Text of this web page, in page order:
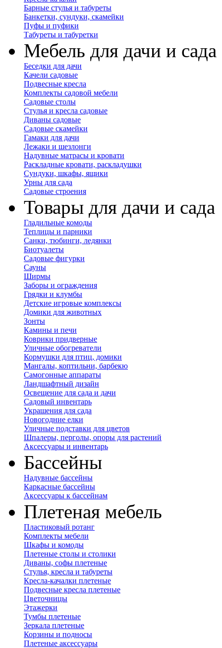
Барные стулья и табуреты
Банкетки, сундуки, скамейки
Пуфы и пуфики
Табуреты и табуретки
Мебель для дачи и сада
Беседки для дачи
Качели садовые
Подвесные кресла
Комплекты садовой мебели
Садовые столы
Стулья и кресла садовые
Диваны садовые
Садовые скамейки
Гамаки для дачи
Лежаки и шезлонги
Надувные матрасы и кровати
Раскладные кровати, раскладушки
Сундуки, шкафы, ящики
Урны для сада
Садовые строения
Товары для дачи и сада
Гладильные комоды
Теплицы и парники
Санки, тюбинги, ледянки
Биотуалеты
Садовые фигурки
Сауны
Ширмы
Заборы и ограждения
Грядки и клумбы
Детские игровые комплексы
Домики для животных
Зонты
Камины и печи
Коврики придверные
Уличные обогреватели
Кормушки для птиц, домики
Мангалы, коптильни, барбекю
Самогонные аппараты
Ландшафтный дизайн
Освещение для сада и дачи
Садовый инвентарь
Украшения для сада
Новогодние елки
Уличные подставки для цветов
Шпалеры, перголы, опоры для растений
Аксессуары и инвентарь
Бассейны
Надувные бассейны
Каркасные бассейны
Аксессуары к бассейнам
Плетеная мебель
Пластиковый ротанг
Комплекты мебели
Шкафы и комоды
Плетеные столы и столики
Диваны, софы плетеные
Стулья, кресла и табуреты
Кресла-качалки плетеные
Подвесные кресла плетеные
Цветочницы
Этажерки
Тумбы плетеные
Зеркала плетеные
Корзины и подносы
Плетеные аксессуары